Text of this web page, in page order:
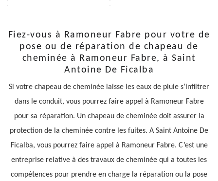
Fiez-vous à Ramoneur Fabre pour votre de
pose ou de réparation de chapeau de
cheminée à Ramoneur Fabre, à Saint
Antoine De Ficalba
Si votre chapeau de cheminée laisse les eaux de pluie s’infiltrer
dans le conduit, vous pourrez faire appel à Ramoneur Fabre
pour sa réparation. Un chapeau de cheminée doit assurer la
protection de la cheminée contre les fuites. A Saint Antoine De
Ficalba, vous pourrez faire appel à Ramoneur Fabre. C’est une
entreprise relative à des travaux de cheminée qui a toutes les
compétences pour prendre en charge la réparation ou la pose